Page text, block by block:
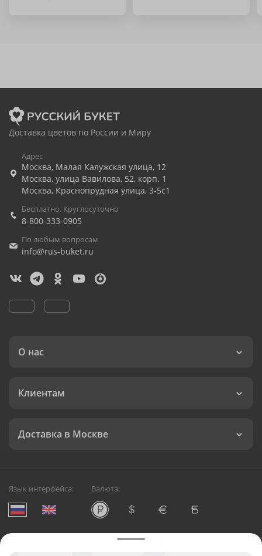
Доставка цветов по России и Миру
Адрес
Москва, Малая Калужская улица, 12
Москва, улица Вавилова, 52, корп. 1
Москва, Краснопрудная улица, 3-5с1
Бесплатно. Круглосуточно
8-800-333-0905
По любым вопросам
info@rus-buket.ru
О нас
Клиентам
Доставка в Москве
Язык интерфейса: Валюта:
Служба круглосуточной доставки цветов в Москве